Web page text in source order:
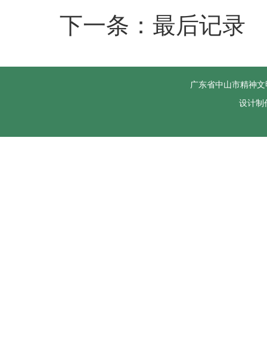
下一条：最后记录
广东省中山市精神
设计制